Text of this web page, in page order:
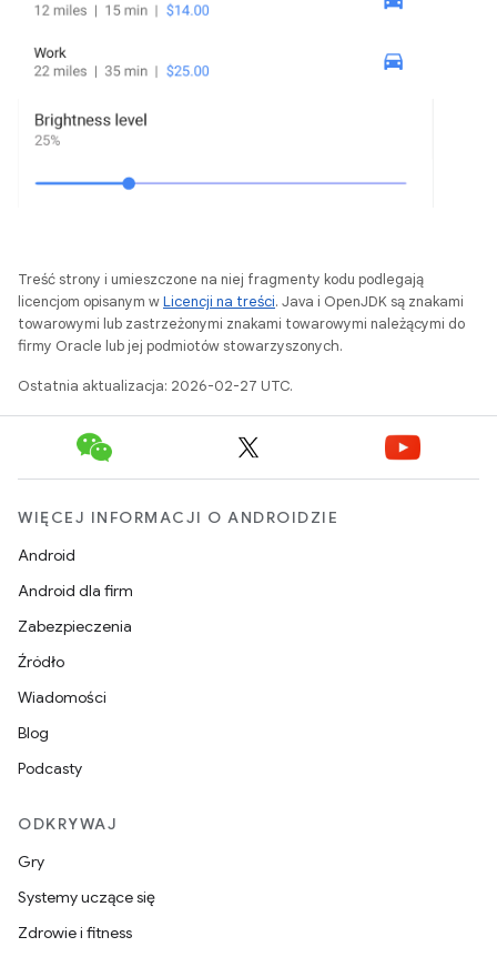
Treść strony i umieszczone na niej fragmenty kodu podlegają
licencjom opisanym wLicencji na treści. Java i OpenJDK są znakami
towarowymi lub zastrzeżonymi znakami towarowymi należącymi do
firmy Oracle lub jej podmiotów stowarzyszonych.
Ostatnia aktualizacja: 2026-02-27 UTC.
WIĘCEJ INFORMACJI O ANDROIDZIE
Android
Android dla firm
Zabezpieczenia
Źródło
Wiadomości
Blog
Podcasty
ODKRYWAJ
Gry
Systemy uczące się
Zdrowie i fitness